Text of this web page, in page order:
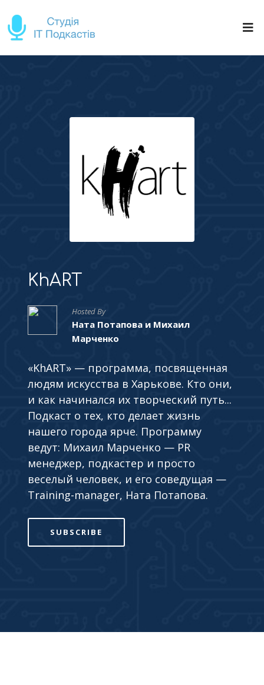
KhART
Hosted By
Ната Потапова и Михаил
Марченко
«KhART» — программа, посвященная
людям искусства в Харькове. Кто они,
и как начинался их творческий путь...
Подкаст о тех, кто делает жизнь
нашего города ярче. Программу
ведут: Михаил Марченко — PR
менеджер, подкастер и просто
веселый человек, и его соведущая —
Training-manager, Ната Потапова.
SUBSCRIBE